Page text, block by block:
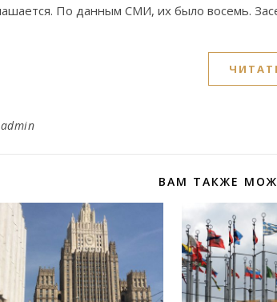
По данным СМИ, их было восемь.
admin
ВАМ ТАКЖЕ